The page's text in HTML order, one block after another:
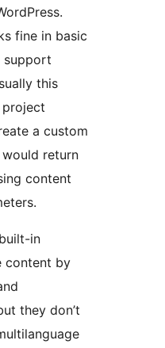
fine in basic
support
this
a custom
return
content
in
content by
they don’t